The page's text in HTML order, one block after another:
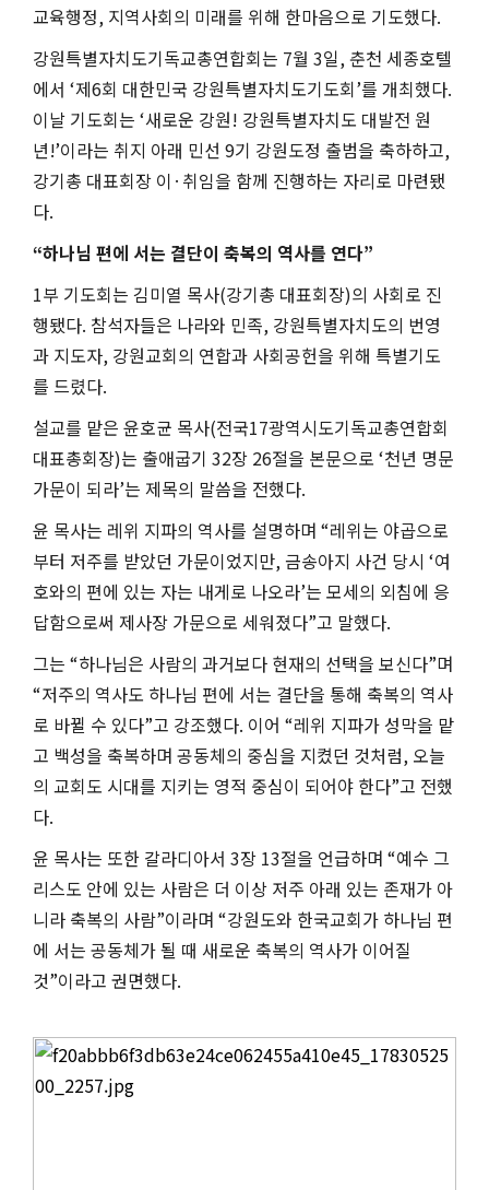
교육행정, 지역사회의 미래를 위해 한마음으로 기도했다.
강원특별자치도기독교총연합회는 7월 3일,춘천 세종호텔
에서 ‘제6회 대한민국 강원특별자치도기도회’를 개최했다.
이날 기도회는 ‘새로운 강원! 강원특별자치도 대발전 원
년!’이라는 취지 아래 민선 9기 강원도정 출범을 축하하고,
강기총 대표회장 이 · 취임을 함께 진행하는 자리로 마련됐
다.
“하나님 편에 서는 결단이 축복의 역사를 연다”
1부 기도회는 김미열 목사(강기총 대표회장)의 사회로 진
행됐다. 참석자들은 나라와 민족, 강원특별자치도의 번영
과 지도자, 강원교회의 연합과 사회공헌을 위해 특별기도
를 드렸다.
설교를 맡은 윤호균 목사(전국17광역시도기독교총연합회
대표총회장)는 출애굽기 32장 26절을 본문으로 ‘천년 명문
가문이 되라’는 제목의 말씀을 전했다.
윤 목사는 레위 지파의 역사를 설명하며 “레위는 야곱으로
부터 저주를 받았던 가문이었지만,금송아지 사건 당시 ‘여
호와의 편에 있는 자는 내게로 나오라’는 모세의 외침에 응
답함으로써 제사장 가문으로 세워졌다”고 말했다.
그는 “하나님은 사람의 과거보다 현재의 선택을 보신다”며
“저주의 역사도 하나님 편에 서는 결단을 통해 축복의 역사
로 바뀔 수 있다”고 강조했다. 이어 “레위 지파가 성막을 맡
고 백성을 축복하며 공동체의 중심을 지켰던 것처럼, 오늘
의 교회도 시대를 지키는 영적 중심이 되어야 한다”고 전했
다.
윤 목사는 또한 갈라디아서 3장 13절을 언급하며 “예수 그
리스도 안에 있는 사람은 더 이상 저주 아래 있는 존재가 아
니라 축복의 사람”이라며 “강원도와 한국교회가 하나님 편
에 서는 공동체가 될 때 새로운 축복의 역사가 이어질
것”이라고 권면했다.